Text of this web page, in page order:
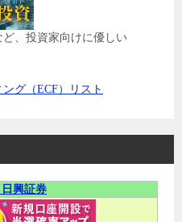
、投資家向けに優しい
グ（ECF）リスト
日興証券